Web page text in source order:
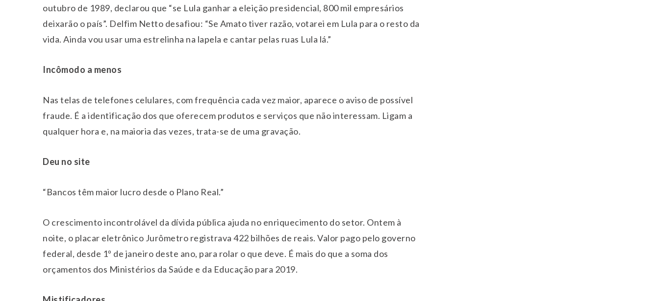
outubro de 1989, declarou que “se Lula ganhar a eleição presidencial, 800 mil empresários
deixarão o país”. Delfim Netto desafiou: “Se Amato tiver razão, votarei em Lula para o resto da
vida. Ainda vou usar uma estrelinha na lapela e cantar pelas ruas Lula lá.”
Incômodo a menos
Nas telas de telefones celulares, com frequência cada vez maior, aparece o aviso de possível
fraude. É a identificação dos que oferecem produtos e serviços que não interessam. Ligam a
qualquer hora e, na maioria das vezes, trata-se de uma gravação.
Deu no site
“Bancos têm maior lucro desde o Plano Real.”
O crescimento incontrolável da dívida pública ajuda no enriquecimento do setor. Ontem à
noite, o placar eletrônico Jurômetro registrava 422 bilhões de reais. Valor pago pelo governo
federal, desde 1º de janeiro deste ano, para rolar o que deve. É mais do que a soma dos
orçamentos dos Ministérios da Saúde e da Educação para 2019.